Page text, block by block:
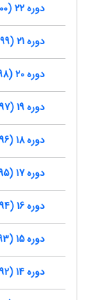
دوره 22 (1400)
دوره 21 (1399)
دوره 20 (1398)
دوره 19 (1397)
دوره 18 (1396)
دوره 17 (1395)
دوره 16 (1394)
دوره 15 (1393)
دوره 14 (1392)